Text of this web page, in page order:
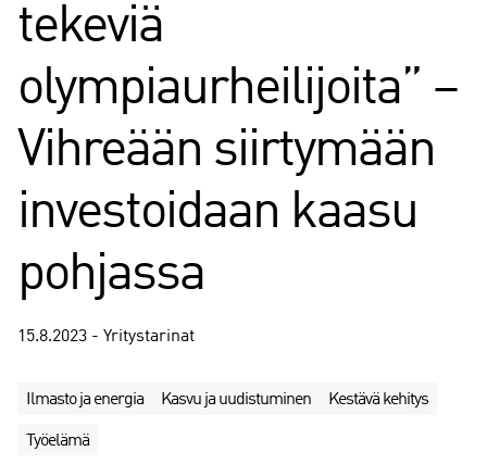
tekeviä
olympiaurheilijoita” –
Vihreään siirtymään
investoidaan kaasu
pohjassa
15.8.2023 - Yritystarinat
Ilmasto ja energia Kasvu ja uudistuminen Kestävä kehitys
Työelämä